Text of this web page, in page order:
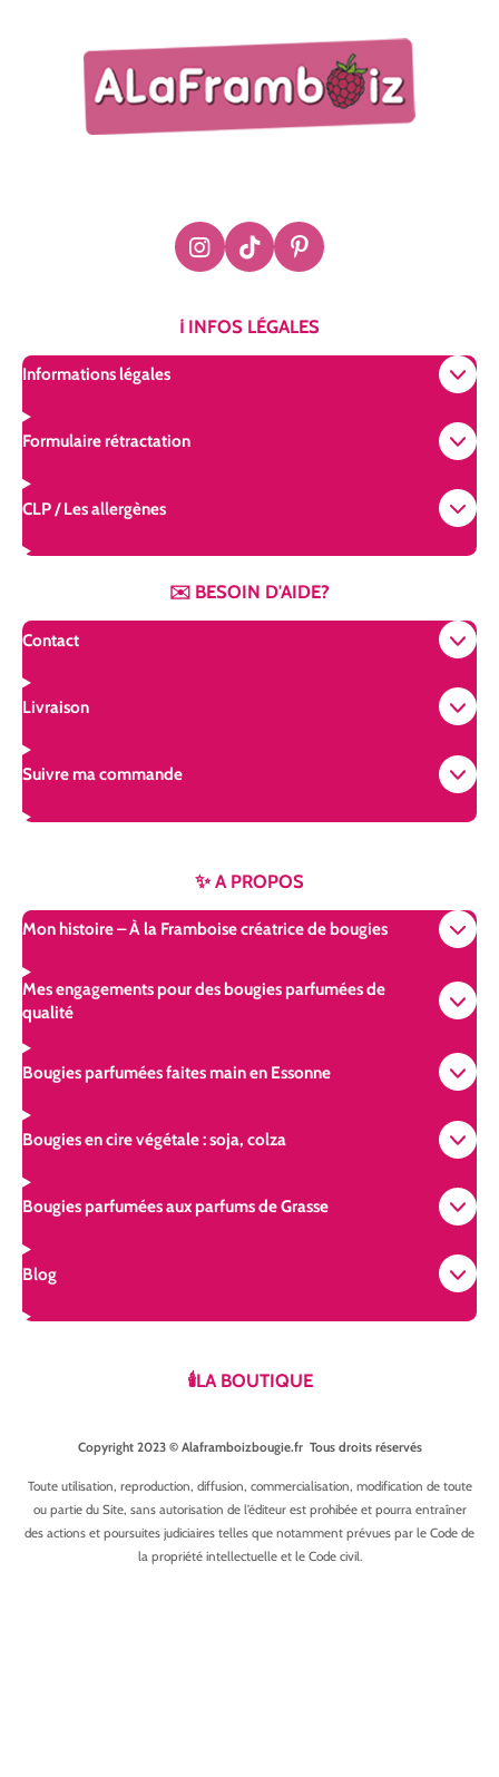
I
n
t
T
i
T
P
i
t
ℹ️ INFOS LÉGALES
Informations légales
Formulaire rétractation
CLP / Les allergènes
✉️ BESOIN D'AIDE?
Contact
Livraison
Suivre ma commande
✨ A PROPOS
Mon histoire – À la Framboise créatrice de bougies
Mes engagements pour des bougies parfumées de
qualité
Bougies parfumées faites main en Essonne
Bougies en cire végétale : soja, colza
Bougies parfumées aux parfums de Grasse
Blog
🕯️LA BOUTIQUE
Copyright 2023 © Alaframboizbougie.fr Tous droits réservés
Toute utilisation, reproduction, diffusion, commercialisation, modification de toute
ou partie du Site, sans autorisation de l’éditeur est prohibée et pourra entraîner
des actions et poursuites judiciaires telles que notamment prévues par le Code de
la propriété intellectuelle et le Code civil.